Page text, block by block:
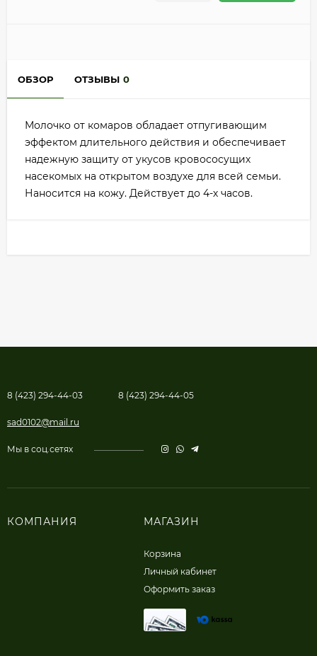
ОБЗОР ОТЗЫВЫ 0
Молочко от комаров обладает отпугивающим
эффектом длительного действия и обеспечивает
надежную защиту от укусов кровососущих
насекомых на открытом воздухе для всей семьи.
Наносится на кожу. Действует до 4-х часов.
8 (423) 294-44-03 8 (423) 294-44-05
sad0102@mail.ru
Мы в соц.сетях
КОМПАНИЯ МАГАЗИН
Корзина
Личный кабинет
Оформить заказ